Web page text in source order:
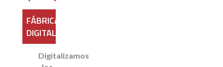
FÁBRICA
DIGITAL
Digitalizamos